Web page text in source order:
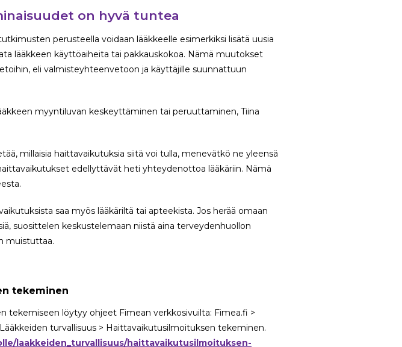
on hyvä tuntea
perusteella voidaan lääkkeelle esimerkiksi lisätä uusia
lääkkeen käyttöaiheita tai pakkauskokoa. Nämä muutokset
eli valmisteyhteenvetoon ja käyttäjille suunnattuun
myyntiluvan keskeyttäminen tai peruuttaminen, Tiina
millaisia haittavaikutuksia siitä voi tulla, menevätkö ne yleensä
edellyttävät heti yhteydenottoa lääkäriin. Nämä
saa myös lääkäriltä tai apteekista. Jos herää omaan
suosittelen keskustelemaan niistä aina terveydenhuollon
muistuttaa.
tekeminen
tekemiseen löytyy ohjeet Fimean verkkosivuilta: Fimea.fi >
turvallisuus > Haittavaikutusilmoituksen tekeminen.
laakkeiden_turvallisuus/haittavaikutusilmoituksen-